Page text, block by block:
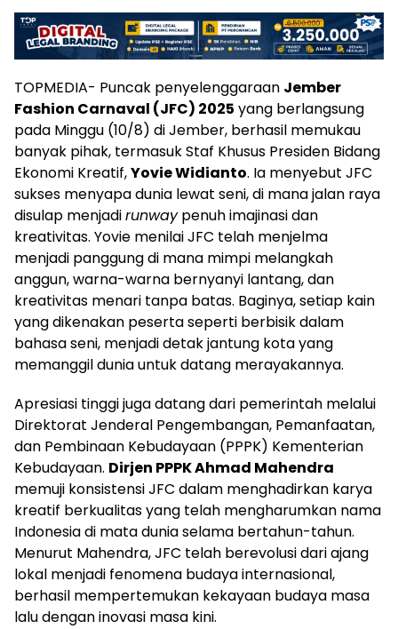
TOPMEDIA- Puncak penyelenggaraan Jember
Fashion Carnaval (JFC) 2025 yang berlangsung
pada Minggu (10/8) di Jember, berhasil memukau
banyak pihak, termasuk Staf Khusus Presiden Bidang
Ekonomi Kreatif,Yovie Widianto. Ia menyebut JFC
sukses menyapa dunia lewat seni, di mana jalan raya
disulap menjadirunwaypenuh imajinasi dan
kreativitas. Yovie menilai JFC telah menjelma
menjadi panggung di mana mimpi melangkah
anggun, warna-warna bernyanyi lantang, dan
kreativitas menari tanpa batas. Baginya, setiap kain
yang dikenakan peserta seperti berbisik dalam
bahasa seni, menjadi detak jantung kota yang
memanggil dunia untuk datang merayakannya.
Apresiasi tinggi juga datang dari pemerintah melalui
Direktorat Jenderal Pengembangan, Pemanfaatan,
dan Pembinaan Kebudayaan (PPPK) Kementerian
Kebudayaan. Dirjen PPPK Ahmad Mahendra
memuji konsistensi JFC dalam menghadirkan karya
kreatif berkualitas yang telah mengharumkan nama
Indonesia di mata dunia selama bertahun-tahun.
Menurut Mahendra, JFC telah berevolusi dari ajang
lokal menjadi fenomena budaya internasional,
berhasil mempertemukan kekayaan budaya masa
lalu dengan inovasi masa kini.